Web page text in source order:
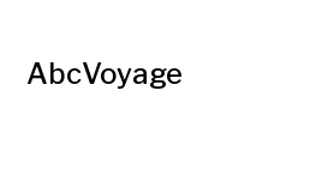
AbcVoyage